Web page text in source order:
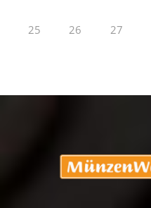
25 26 27